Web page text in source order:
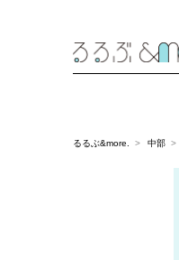
るるぶ&more. 中部